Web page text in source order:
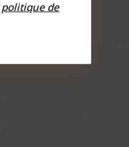
politique de